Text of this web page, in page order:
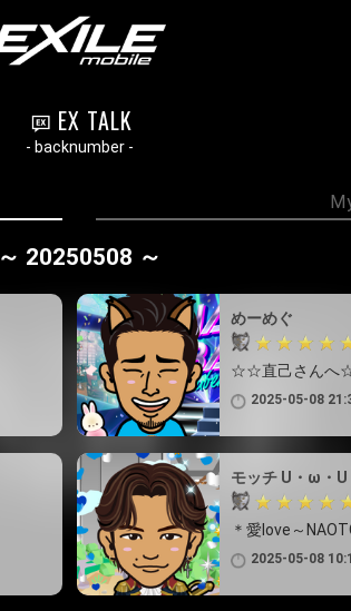
EX TALK
- backnumber -
～ 20250508 ～
めーめぐ
☆☆直己さん
2025-05-08
モッチ U・ω・U
＊愛love～
2025-05-08